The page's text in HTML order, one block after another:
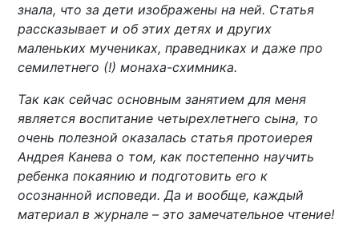
знала, что за дети изображены на ней. Статья
рассказывает и об этих детях и других
маленьких мучениках, праведниках и даже про
семилетнего (!) монаха-схимника.
Так как сейчас основным занятием для меня
является воспитание четырехлетнего сына, то
очень полезной оказалась статья протоиерея
Андрея Канева о том, как постепенно научить
ребенка покаянию и подготовить его к
осознанной исповеди. Да и вообще, каждый
материал в журнале – это замечательное чтение!